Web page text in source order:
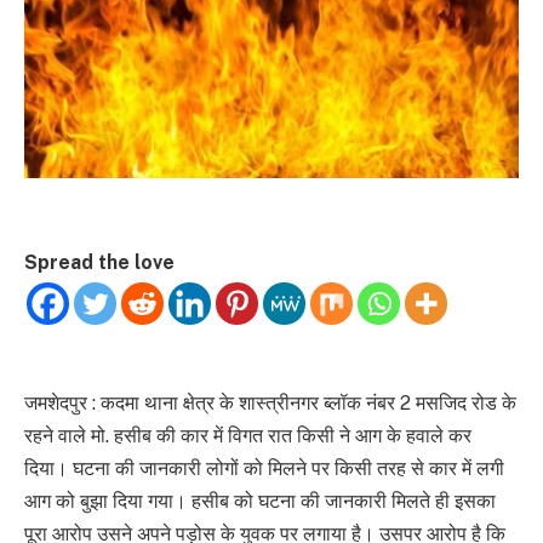
Spread the love
जमशेदपुर : कदमा थाना क्षेत्र के शास्त्रीनगर ब्लॉक नंबर 2 मसजिद रोड के
रहने वाले मो. हसीब की कार में विगत रात किसी ने आग के हवाले कर
दिया। घटना की जानकारी लोगों को मिलने पर किसी तरह से कार में लगी
आग को बुझा दिया गया। हसीब को घटना की जानकारी मिलते ही इसका
पूरा आरोप उसने अपने पड़ोस के युवक पर लगाया है। उसपर आरोप है कि